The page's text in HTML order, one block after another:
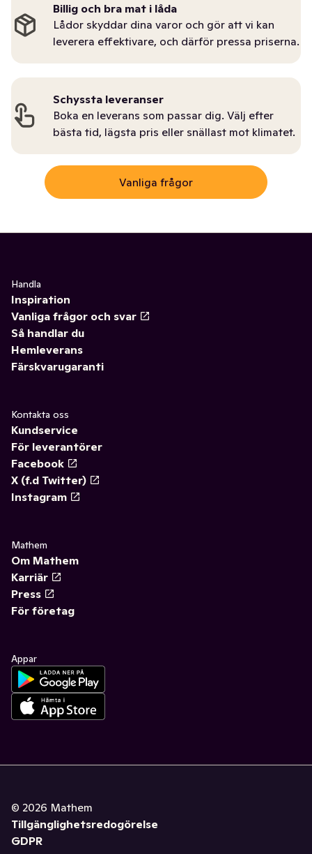
Billig och bra mat i låda
Lådor skyddar dina varor och gör att vi kan
leverera effektivare, och därför pressa priserna.
Schyssta leveranser
Boka en leverans som passar dig. Välj efter
bästa tid, lägsta pris eller snällast mot klimatet.
Vanliga frågor
Handla
Inspiration
Vanliga frågor och svar
Så handlar du
Hemleverans
Färskvarugaranti
Kontakta oss
Kundservice
För leverantörer
Facebook
X (f.d Twitter)
Instagram
Mathem
Om Mathem
Karriär
Press
För företag
Appar
© 2026 Mathem
Tillgänglighetsredogörelse
GDPR